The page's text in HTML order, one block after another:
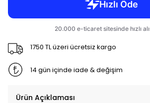
1750 TL üzeri ücretsiz kargo
14 gün içinde iade & değişim
Ürün Açıklaması